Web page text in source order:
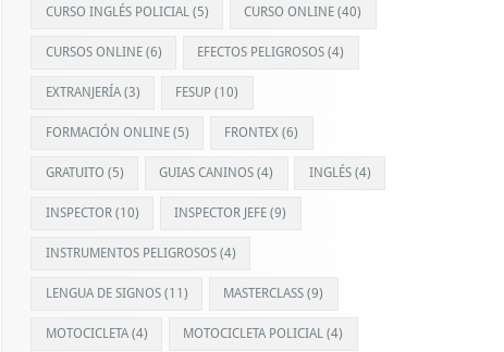
CURSO INGLÉS POLICIAL(5) CURSO ONLINE (40)
CURSOS ONLINE(6) EFECTOS PELIGROSOS (4)
EXTRANJERÍA(3) FESUP (10)
FORMACIÓN ONLINE(5) FRONTEX (6)
GRATUITO (5) GUIAS CANINOS (4) INGLÉS(4)
INSPECTOR(10) INSPECTOR JEFE (9)
INSTRUMENTOS PELIGROSOS(4)
LENGUA DE SIGNOS(11) MASTERCLASS (9)
MOTOCICLETA(4) MOTOCICLETA POLICIAL (4)